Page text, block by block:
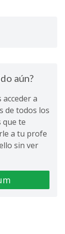
aún?
a
de todos los
que te
a tu profe
sin ver